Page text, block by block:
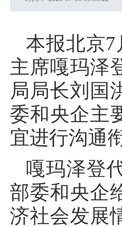
本报北京
主席嘎玛泽
局局长刘国
委和央企主
宜进行沟通
嘎玛泽登
部委和央企
济社会发展